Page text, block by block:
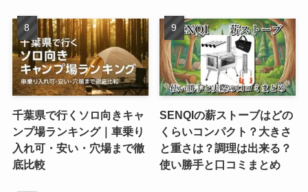
千葉県で行くソロ向きキャ
ンプ場ランキング｜車乗り
入れ可・安い・穴場まで徹
底比較
SENQIの薪ストーブはどの
くらいコンパクト？大きさ
と重さは？調理は出来る？
使い勝手と口コミまとめ